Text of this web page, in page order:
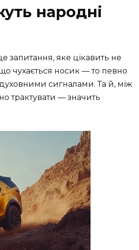
народні
запитання, яке цікавить не
чухається носик — то певно
духовними сигналами. Та й, між
трактувати — значить